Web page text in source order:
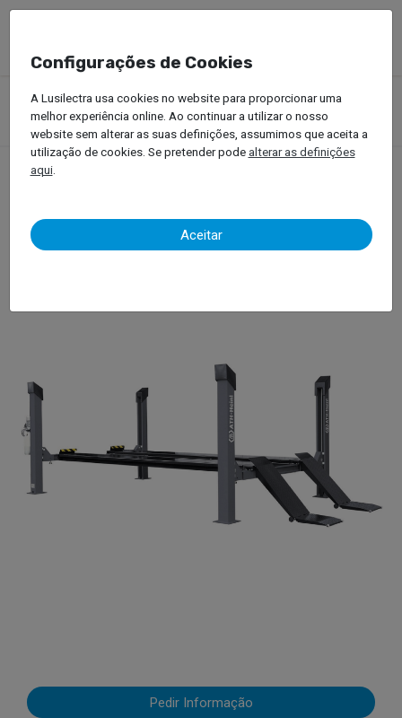
Produtos Equipamentos Oficinais
Elevadores Automóvel
Elevadores para Veículos Ligeiros
Elevadores de Quatro Colunas
ATH – 4.55
ATH – 4.55
Pedir Informação
Configurações de Cookies
A Lusilectra usa cookies no website para proporcionar uma
melhor experiência online. Ao continuar a utilizar o nosso
website sem alterar as suas definições, assumimos que aceita a
utilização de cookies. Se pretender podealterar as definições
aqui.
Aceitar